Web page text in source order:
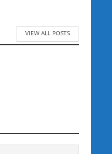
VIEW ALL POSTS